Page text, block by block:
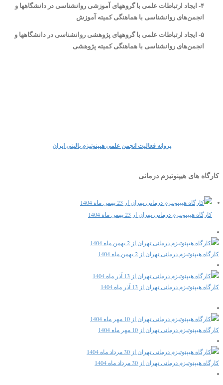
۴- ایجاد ارتباطات علمی با گروههای آموزشی روانشناسی در دانشگاهها و
انجمن‌های روانشناسی با هماهنگی كمیته آموزش
۵- ایجاد ارتباطات علمی با گروههای پژوهشی روانشناسی در دانشگاهها و
انجمن‌های روانشناسی با هماهنگی كمیته پژوهشی
پروانه فعالیت انجمن علمی هیپنوتیزم بالینی ایران
کارگاه های هیپنوتیزم درمانی
کارگاه هیپنوتیزم درمانی تهران از 23 بهمن ماه 1404
کارگاه هیپنوتیزم درمانی تهران از 2 بهمن ماه 1404
کارگاه هیپنوتیزم درمانی تهران از 13 آذر ماه 1404
کارگاه هیپنوتیزم درمانی تهران از 10 مهر ماه 1404
کارگاه هیپنوتیزم درمانی تهران از 30 مرداد ماه 1404